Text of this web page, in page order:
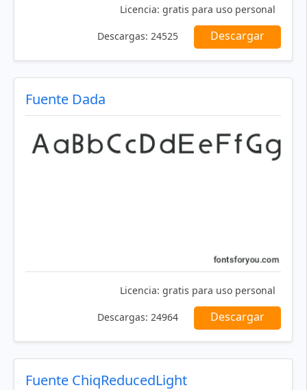
Licencia: gratis para uso personal
Descargas: 24525 Descargar
Fuente Dada
Licencia: gratis para uso personal
Descargas: 24964 Descargar
Fuente ChiqReducedLight